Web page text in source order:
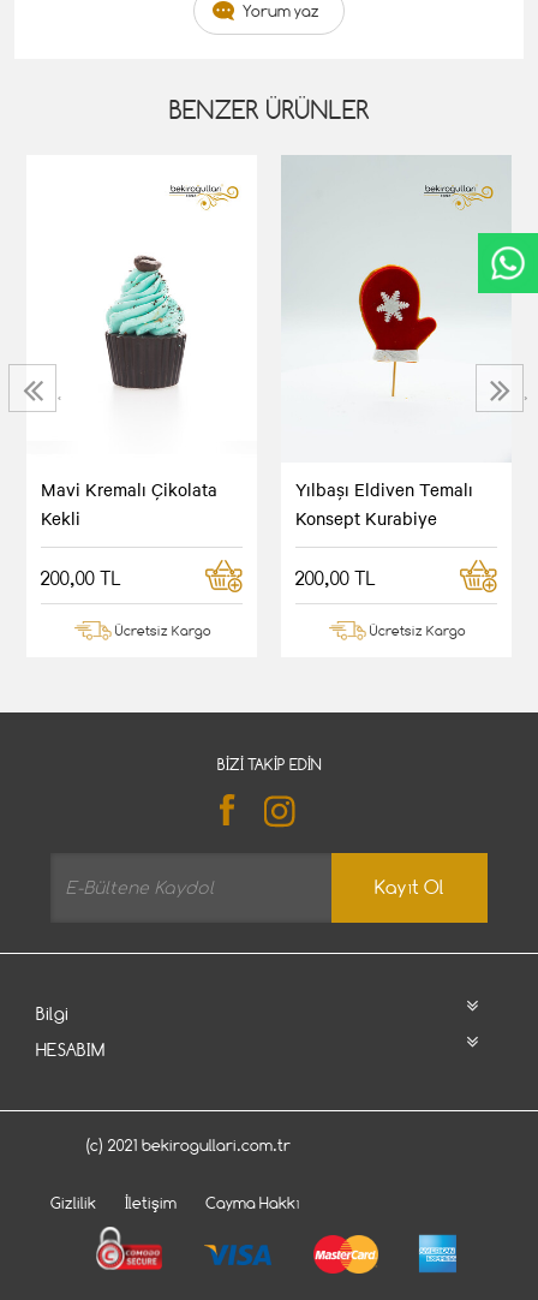
Yorum yaz
BENZER ÜRÜNLER
Mavi Kremalı Çikolata
Kekli
200,00 TL
Ücretsiz Kargo
Yılbaşı Eldiven Temalı
Konsept Kurabiye
200,00 TL
Ücretsiz Kargo
‹ ›
BIZI TAKIP EDIN
Kayıt Ol
Bilgi
HESABIM
(c) 2021 bekirogullari.com.tr
Gizlilik İletişim Cayma Hakkı